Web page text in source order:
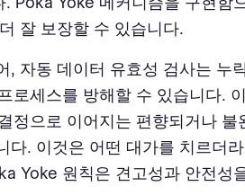
잘 보장할 수 있습니다.
, 자동 데이터 유효성 검사는 누
로세스를 방해할 수 있습니다.
정으로 이어지는 편향되거나
다. 이것은 어떤 대가를 치르더
Yoke 원칙은 견고성과 안전성